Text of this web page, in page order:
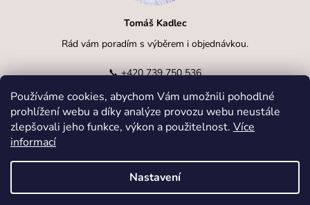
Používáme cookies, abychom Vám umožnili pohodlné
prohlížení webu a díky analýze provozu webu neustále
zlepšovali jeho funkce, výkon a použitelnost. Více
informací
Nastavení
Tomáš Kadlec
Rád vám poradím s výběrem i objednávkou.
📞+420 739 750 536
✉️info@kadlcak.cz
Vytvořil Shoptet